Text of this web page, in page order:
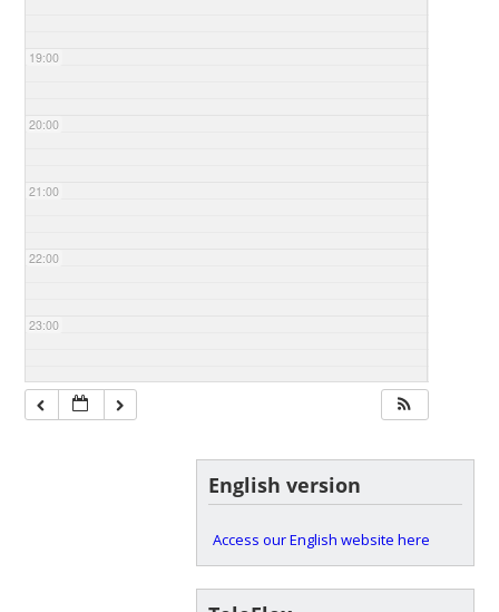
19:00
20:00
21:00
22:00
23:00
English version
Access our English website here